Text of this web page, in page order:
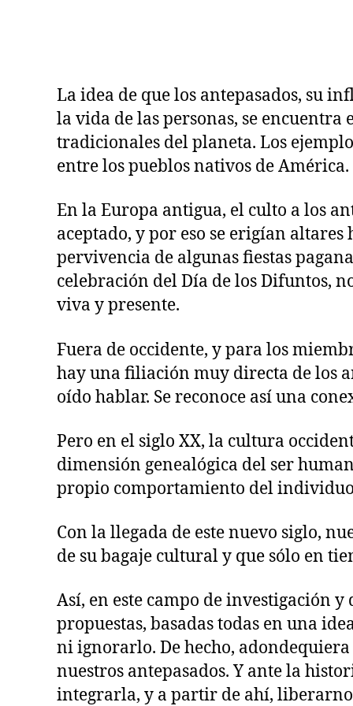
C
I
O
N
L
La idea de que los antepasados, su
la vida de las personas, se
tradicionales del planeta. Los
entre los pueblos nativos de América.
En la Europa antigua, el culto a los
aceptado, y por eso se erigían
pervivencia de algunas fiestas
celebración del Día de los Difuntos,
viva y presente.
Fuera de occidente, y para los
hay una filiación muy directa de los
oído hablar. Se reconoce así una
Pero en el siglo XX, la cultura
dimensión genealógica del ser
propio comportamiento del
Con la llegada de este nuevo siglo,
de su bagaje cultural y que sólo en
Así, en este campo de investigación
propuestas, basadas todas en una
ni ignorarlo. De hecho,
nuestros antepasados. Y ante la
integrarla, y a partir de ahí,